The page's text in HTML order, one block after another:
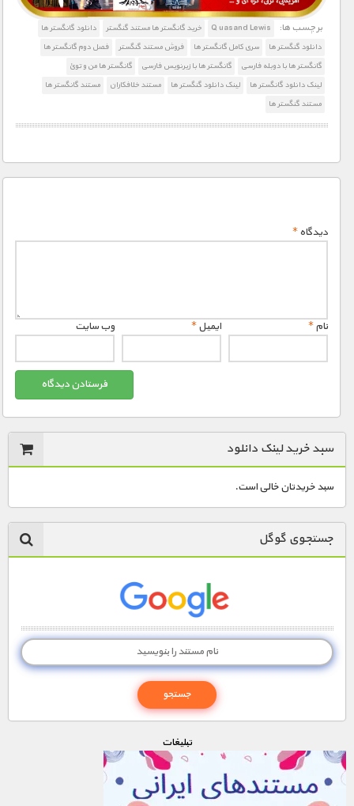
برچسب ها: Q uasand Lewis خرید گانگستر ها مستند گنگستر
دانلود گانگستر ها
دانلود گنگستر ها
سری کامل گانگستر ها فروش مستند گنگستر
فصل دوم گانگستر ها
گانگستر ها با دوبله فارسی
گانگستر ها با زیرنویس فارسی
گانگستر ها من و توئ
لینک دانلود گانگستر ها
لینک دانلود گنگستر ها مستند خلافکاران
مستند گانگستر ها
مستند گنگستر ها
دیدگاه*
نام* ایمیل* وب‌ سایت
سبد خرید لینک دانلود
سبد خریدتان خالی است.
جستجوی گوگل
تبليغات